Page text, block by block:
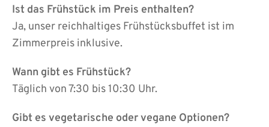
Ist das Frühstück im Preis enthalten?
Ja, unser reichhaltiges Frühstücksbuffet ist im
Zimmerpreis inklusive.
Wann gibt es Frühstück?
Täglich von 7:30 bis 10:30 Uhr.
Gibt es vegetarische oder vegane Optionen?